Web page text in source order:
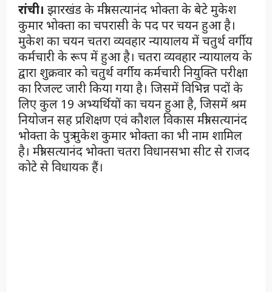
रांची। झारखंड के मंत्री सत्यानंद भोक्ता के बेटे मुकेश
कुमार भोक्ता का चपरासी के पद पर चयन हुआ है।
मुकेश का चयन चतरा व्यवहार न्यायालय में चतुर्थ वर्गीय
कर्मचारी के रूप में हुआ है। चतरा व्यवहार न्यायालय के
द्वारा शुक्रवार को चतुर्थ वर्गीय कर्मचारी नियुक्ति परीक्षा
का रिजल्ट जारी किया गया है। जिसमें विभिन्न पदों के
लिए कुल 19 अभ्यर्थियों का चयन हुआ है, जिसमें श्रम
नियोजन सह प्रशिक्षण एवं कौशल विकास मंत्री सत्यानंद
भोक्ता के पुत्र मुकेश कुमार भोक्ता का भी नाम शामिल
है। मंत्री सत्यानंद भोक्ता चतरा विधानसभा सीट से राजद
कोटे से विधायक हैं।